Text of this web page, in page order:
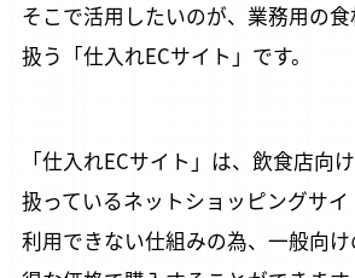
そこで活用したいのが、業務用の
扱う「仕入れECサイト」です。
「仕入れECサイト」は、飲食店向
扱っているネットショッピングサ
利用できない仕組みの為、一般向